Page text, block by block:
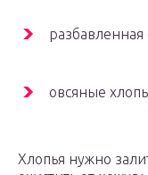
овсяные
Хлопья нужно